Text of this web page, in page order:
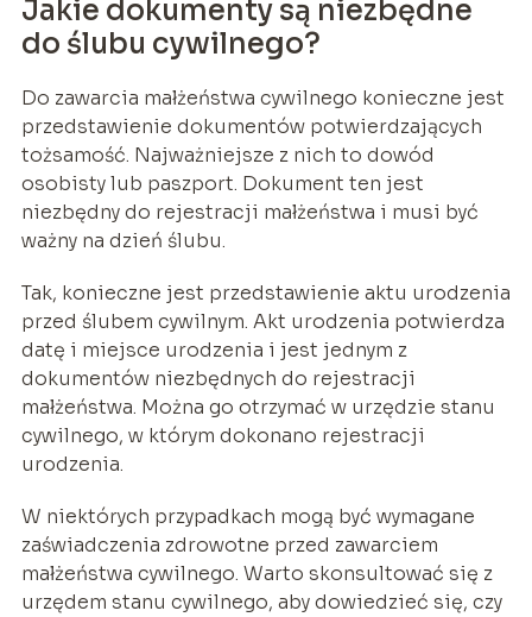
Jakie dokumenty są niezbędne
do ślubu cywilnego?
Do zawarcia małżeństwa cywilnego konieczne jest
przedstawienie dokumentów potwierdzających
tożsamość. Najważniejsze z nich to dowód
osobisty lub paszport. Dokument ten jest
niezbędny do rejestracji małżeństwa i musi być
ważny na dzień ślubu.
Tak, konieczne jest przedstawienie aktu urodzenia
przed ślubem cywilnym. Akt urodzenia potwierdza
datę i miejsce urodzenia i jest jednym z
dokumentów niezbędnych do rejestracji
małżeństwa. Można go otrzymać w urzędzie stanu
cywilnego, w którym dokonano rejestracji
urodzenia.
W niektórych przypadkach mogą być wymagane
zaświadczenia zdrowotne przed zawarciem
małżeństwa cywilnego. Warto skonsultować się z
urzędem stanu cywilnego, aby dowiedzieć się, czy